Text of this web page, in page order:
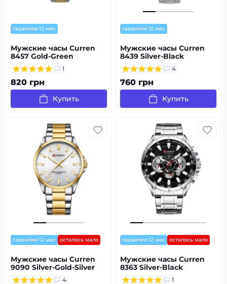
гарантия 12 мес
Мужские часы Curren
8457 Gold-Green
1
820 грн
Купить
гарантия 12 мес
Мужские часы Curren
8439 Silver-Black
4
760 грн
Купить
гарантия 12 мес осталось мало
Мужские часы Curren
9090 Silver-Gold-Silver
4
гарантия 12 мес осталось мало
Мужские часы Curren
8363 Silver-Black
1